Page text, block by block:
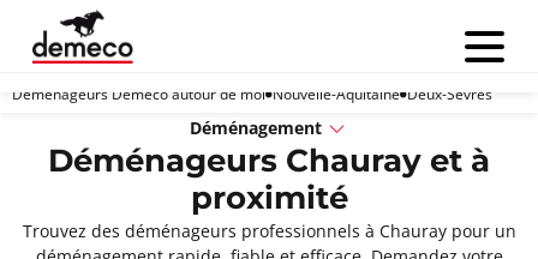
Menu
Déménageurs Demeco autour de moi Nouvelle-Aquitaine Deux-Sèvres
Déménagement
Déménageurs Chauray et à
proximité
Trouvez des déménageurs professionnels à Chauray pour un